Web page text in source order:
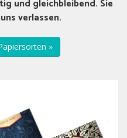
und gleichbleibend. Sie
verlassen.
»